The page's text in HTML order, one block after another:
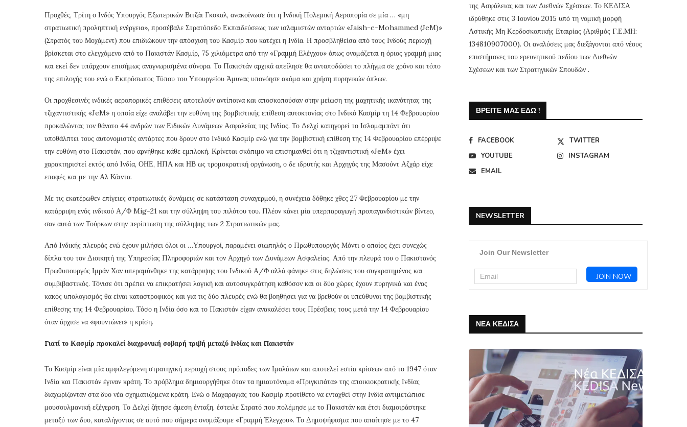
Προχθές, Τρίτη ο Ινδός Υπουργός Εξωτερικών Βιτζάι Γκοκαλ, ανακοίνωσε ότι η Ινδική Πολεμική Αεροπορία σε μία … «μη
στρατιωτική προληπτική ενέργεια», προσέβαλε Στρατόπεδο Εκπαιδεύσεως των ισλαμιστών ανταρτών «Jaish-e-Mohammed (JeM)»
(Στρατός του Μοχάμεντ) που επιδιώκουν την απόσχιση του Κασμίρ που κατέχει η Ινδία. Η προσβληθείσα από τους Ινδούς περιοχή
βρίσκεται στο ελεγχόμενο από το Πακιστάν Κασμίρ, 75 χιλιόμετρα από την «Γραμμή Ελέγχου» όπως ονομάζεται η όριος γραμμή μιας
και εκεί δεν υπάρχουν επισήμως αναγνωρισμένα σύνορα. Το Πακιστάν αρχικά απείλησε θα ανταποδώσει το πλήγμα σε χρόνο και τόπο
της επιλογής του ενώ ο Εκπρόσωπος Τύπου του Υπουργείου Άμυνας υπονόησε ακόμα και χρήση πυρηνικών όπλων.
Οι προχθεσινές ινδικές αεροπορικές επιθέσεις αποτελούν αντίποινα και αποσκοπούσαν στην μείωση της μαχητικής ικανότητας της
τζιχαντιστικής «JeM» η οποία είχε αναλάβει την ευθύνη της βομβιστικής επίθεση αυτοκτονίας στο Ινδικό Κασμίρ τη 14 Φεβρουαρίου
προκαλώντας τον θάνατο 44 ανδρών των Ειδικών Δυνάμεων Ασφαλείας της Ινδίας. Το Δελχί κατηγορεί το Ισλαμαμπάντ ότι
υποθάλπτει τους αυτονομιστές αντάρτες που δρουν στο Ινδικό Κασμίρ ενώ για την βομβιστική επίθεση της 14 Φεβρουαρίου επέρριψε
την ευθύνη στο Πακιστάν, που αρνήθηκε κάθε εμπλοκή. Κρίνεται σκόπιμο να επισημανθεί ότι η τζιχαντιστική «JeM» έχει
χαρακτηριστεί εκτός από Ινδία, ΟΗΕ, ΗΠΑ και ΗΒ ως τρομοκρατική οργάνωση, ο δε ιδρυτής και Αρχηγός της Μασούντ Αζχάρ είχε
επαφές και με την Αλ Κάιντα.
Με τις εκατέρωθεν επίγειες στρατιωτικές δυνάμεις σε κατάσταση συναγερμού, η συνέχεια δόθηκε χθες 27 Φεβρουαρίου με την
κατάρριψη ενός ινδικού Α/Φ Mig-21 και την σύλληψη του πιλότου του. Πλέον κάνει μία υπερπαραγωγή προπαγανδιστικών βίντεο,
σαν αυτά των Τούρκων στην περίπτωση της σύλληψης των 2 Στρατιωτικών μας.
Από Ινδικής πλευράς ενώ έχουν μιλήσει όλοι οι …Υπουργοί, παραμένει σιωπηλός ο Πρωθυπουργός Μόντι ο οποίος έχει συνεχώς
δίπλα του τον Διοικητή της Υπηρεσίας Πληροφοριών και τον Αρχηγό των Δυνάμεων Ασφαλείας. Από την πλευρά του ο Πακιστανός
Πρωθυπουργός Ιμράν Χαν υπεραμύνθηκε της κατάρριψης του Ινδικού Α/Φ αλλά φάνηκε στις δηλώσεις του συγκρατημένος και
συμβιβαστικός. Τόνισε ότι πρέπει να επικρατήσει λογική και αυτοσυγκράτηση καθόσον και οι δύο χώρες έχουν πυρηνικά και ένας
κακός υπολογισμός θα είναι καταστροφικός και για τις δύο πλευρές ενώ θα βοηθήσει για να βρεθούν οι υπεύθυνοι της βομβιστικής
επίθεσης της 14 Φεβρουαρίου. Τόσο η Ινδία όσο και το Πακιστάν είχαν ανακαλέσει τους Πρέσβεις τους μετά την 14 Φεβρουαρίου
όταν άρχισε να «φουντώνει» η κρίση.
Γιατί το Κασμίρ προκαλεί διαχρονική σοβαρή τριβή μεταξύ Ινδίας και Πακιστάν
Το Κασμίρ είναι μία αμφιλεγόμενη στρατηγική περιοχή στους πρόποδες των Ιμαλάιων και αποτελεί εστία κρίσεων από το 1947 όταν
Ινδία και Πακιστάν έγιναν κράτη. Το πρόβλημα δημιουργήθηκε όταν τα ημιαυτόνομα «Πριγκιπάτα» της αποικιοκρατικής Ινδίας
διαχωρίζονταν στα δυο νέα σχηματιζόμενα κράτη. Ενώ ο Μαχαραγιάς του Κασμίρ προτίθετο να ενταχθεί στην Ινδία αντιμετώπισε
μουσουλμανική εξέγερση. Το Δελχί ζήτησε άμεση ένταξη, έστειλε Στρατό που πολέμησε με το Πακιστάν και έτσι διαμοιράστηκε
μεταξύ των δυο, καταλήγοντας σε αυτό που σήμερα ονομάζουμε «Γραμμή Έλεγχου». Το Δημοψήφισμα που απαίτησε με το 47
της Ασφάλειας και των Διεθνών Σχέσεων. Το ΚΕΔΙΣΑ
ιδρύθηκε στις 3 Ιουνίου 2015 υπό τη νομική μορφή
Αστικής Μη Κερδοσκοπικής Εταιρίας (Αριθμός Γ.Ε.ΜΗ:
134810907000). Οι αναλύσεις μας διεξάγονται από νέους
επιστήμονες του ερευνητικού πεδίου των Διεθνών
Σχέσεων και των Στρατηγικών Σπουδών .
ΒΡΕΊΤΕ ΜΑΣ ΕΔΏ !
FACEBOOK
TWITTER
YOUTUBE
INSTAGRAM
EMAIL
NEWSLETTER
Join Our Newsletter
ΝΕΑ ΚΕΔΙΣΑ